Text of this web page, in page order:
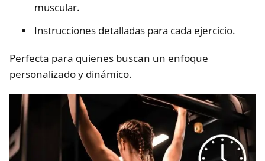
muscular.
Instrucciones detalladas para cada ejercicio.
Perfecta para quienes buscan un enfoque
personalizado y dinámico.